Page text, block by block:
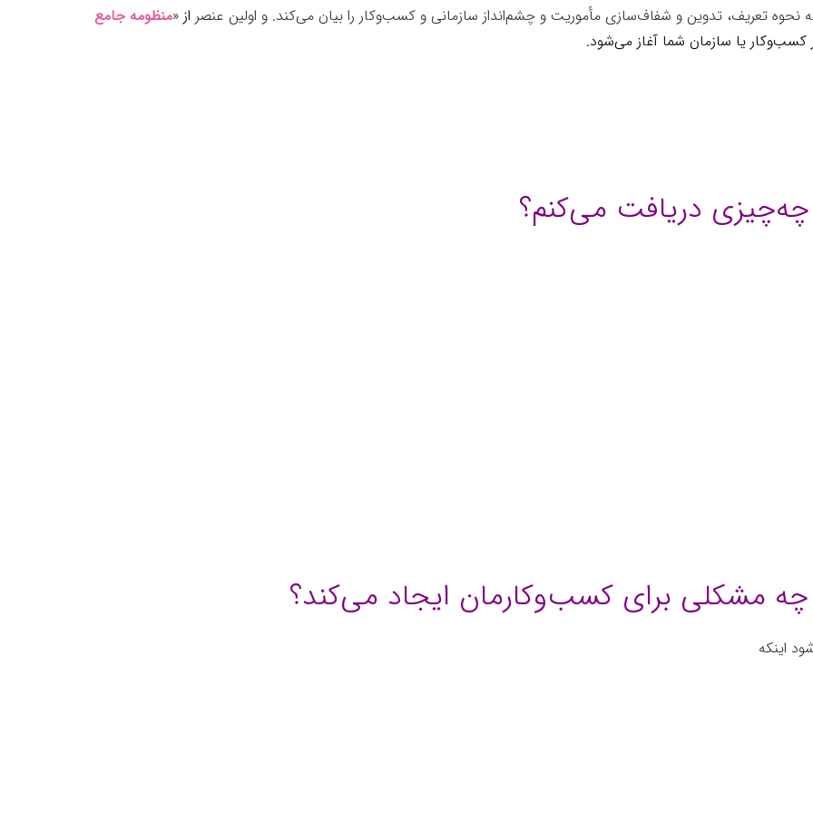
تعریف، تدوین و شفاف‌سازی مأموریت و چشم‌انداز سازمانی و کسب‌وکار را بیان می‌کند. و اولین عنصر از «منظومه جامع
یا سازمان شما آغاز می‌شود.
چه‌چیزی دریافت می‌کنم؟
چه مشکلی برای کسب‌وکارمان ایجاد می‌کند؟
اینکه